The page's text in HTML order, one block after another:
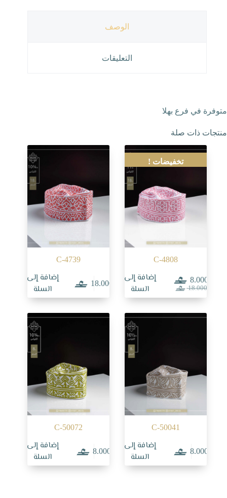
الوصف
التعليقات
متوفرة في فرع بهلا
منتجات ذات صلة
تخفيضات !
C-4808
18.000السعر
الأصلي
18.000.
8.000
السعر
الحالي
8.000.
إضافة إلى
السلة
C-4739
18.000
إضافة إلى
السلة
C-50041
8.000
إضافة إلى
السلة
C-50072
8.000
إضافة إلى
السلة